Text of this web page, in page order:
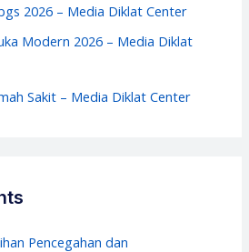
2026 – Media Diklat Center
Modern 2026 – Media Diklat
Sakit – Media Diklat Center
Pencegahan dan